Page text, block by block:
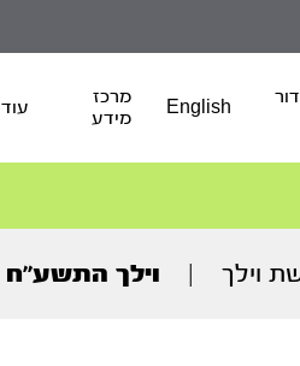
English
מרכז
מידע
עוד
וילך וילך התשע’’ח